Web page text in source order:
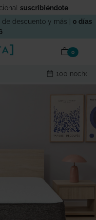
suscribiéndote
de descuento y más | 0 días
0items
100 noches